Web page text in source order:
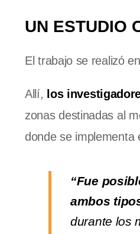
UN ESTUDIO
El trabajo se realizó
Allí, los
zonas destinadas al
donde se
“Fue
ambos
durante los